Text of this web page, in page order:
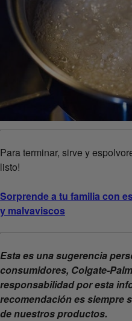
Para terminar, sirve y
listo!
Sorprende a tu familia con
y malvaviscos
Esta es una sugerencia
consumidores, Colgate-
responsabilidad por esta
recomendación es siempre
de nuestros productos.